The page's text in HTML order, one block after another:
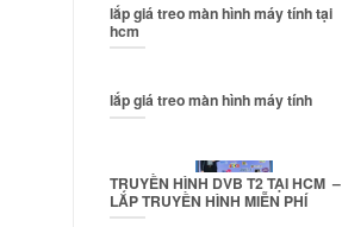
lắp giá treo màn hình máy tính tại
hcm
lắp giá treo màn hình máy tính
TRUYỀN HÌNH DVB T2 TẠI HCM –
LẮP TRUYỀN HÌNH MIỄN PHÍ